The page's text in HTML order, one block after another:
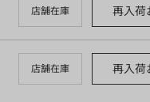
店舗在庫 再入荷
店舗在庫 再入荷